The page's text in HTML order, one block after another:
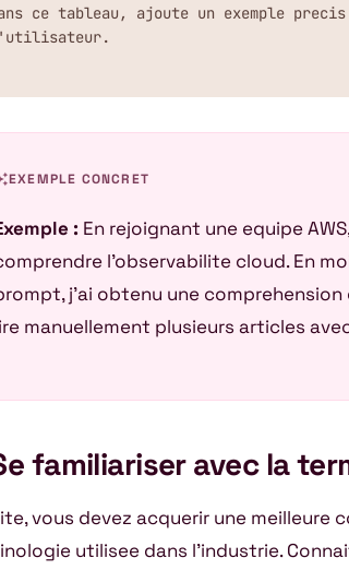
ce tableau, ajoute un exemple
EXEMPLE CONCRET
: En rejoignant une equipe
l’observabilite cloud. En
j’ai obtenu une
manuellement plusieurs articles
familiariser avec la
vous devez acquerir une meilleure
utilisee dans l’industrie.